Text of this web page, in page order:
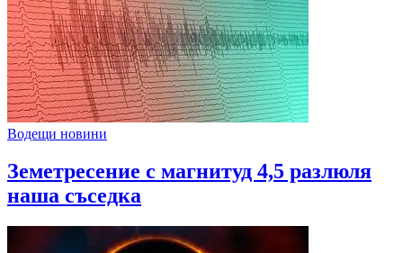
Водещи новини
Земетресение с магнитуд 4,5 разлюля
наша съседка